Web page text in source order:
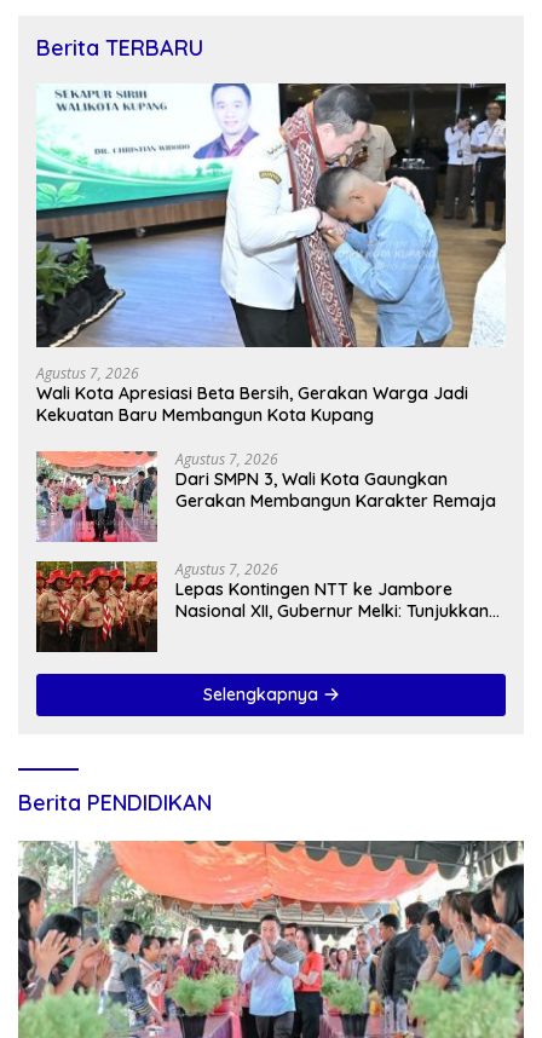
Berita TERBARU
Agustus 7, 2026
Wali Kota Apresiasi Beta Bersih, Gerakan Warga Jadi
Kekuatan Baru Membangun Kota Kupang
Agustus 7, 2026
Dari SMPN 3, Wali Kota Gaungkan
Gerakan Membangun Karakter Remaja
Agustus 7, 2026
Lepas Kontingen NTT ke Jambore
Nasional XII, Gubernur Melki: Tunjukkan
Selengkapnya
Berita PENDIDIKAN